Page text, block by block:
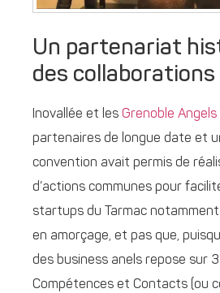
Un partenariat
des
Inovallée et les Grenoble Angels
partenaires de longue date et
convention avait permis de
d’actions communes pour
startups du Tarmac
en amorçage, et pas que,
des business anels repose sur 3
Compétences et Contacts (ou